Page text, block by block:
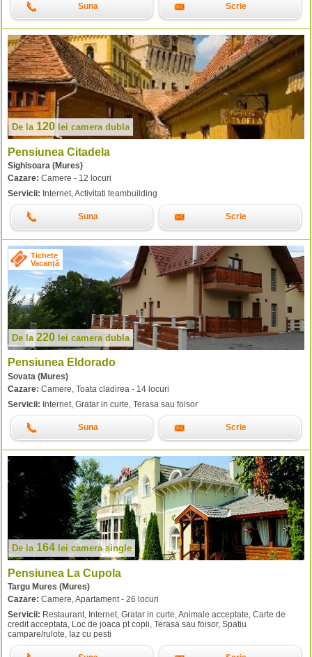
Suna Scrie
De la 120 lei camera dubla
Pensiunea Citadela
Sighisoara (Mures)
Cazare: Camere - 12 locuri
Servicii: Internet, Activitati teambuilding
Suna Scrie
Tichete
Vacanță
De la 220 lei camera dubla
Pensiunea Eldorado
Sovata (Mures)
Cazare: Camere, Toata cladirea - 14 locuri
Servicii: Internet, Gratar in curte, Terasa sau foisor
Suna Scrie
De la 164 lei camera single
Pensiunea La Cupola
Targu Mures (Mures)
Cazare: Camere, Apartament - 26 locuri
Servicii: Restaurant, Internet, Gratar in curte, Animale acceptate, Carte de
credit acceptata, Loc de joaca pt copii, Terasa sau foisor, Spatiu
campare/rulote, Iaz cu pesti